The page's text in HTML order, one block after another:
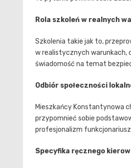
Rola szkoleń w realnych
Szkolenia takie jak to,
w realistycznych warunkach,
świadomość na temat
Odbiór społeczności
Mieszkańcy Konstantynowa
przypomnieć sobie
profesjonalizm
Specyfika ręcznego